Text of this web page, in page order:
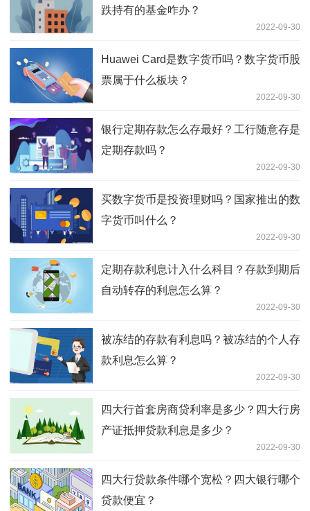
跌持有的基金咋办？
2022-09-30
Huawei Card是数字货币吗？数字货币股
票属于什么板块？
2022-09-30
银行定期存款怎么存最好？工行随意存是
定期存款吗？
2022-09-30
买数字货币是投资理财吗？国家推出的数
字货币叫什么？
2022-09-30
定期存款利息计入什么科目？存款到期后
自动转存的利息怎么算？
2022-09-30
被冻结的存款有利息吗？被冻结的个人存
款利息怎么算？
2022-09-30
四大行首套房商贷利率是多少？四大行房
产证抵押贷款利息是多少？
2022-09-30
四大行贷款条件哪个宽松？四大银行哪个
贷款便宜？